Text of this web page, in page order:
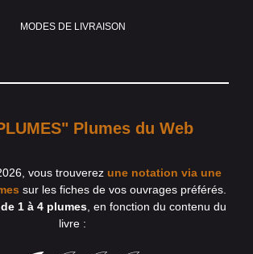
MODES DE LIVRAISON
Plumes du Web
vous trouverez une notation via une
sur les fiches de vos ouvrages préférés.
1 à 4 plumes , en fonction du contenu du
livre :